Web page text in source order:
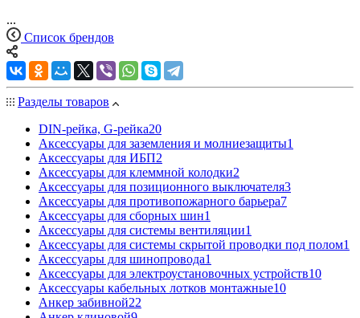
...
Список брендов
Разделы товаров
DIN-рейка, G-рейка20
Аксессуары для заземления и молниезащиты1
Аксессуары для ИБП2
Аксессуары для клеммной колодки2
Аксессуары для позиционного выключателя3
Аксессуары для противопожарного барьера7
Аксессуары для сборных шин1
Аксессуары для системы вентиляции1
Аксессуары для системы скрытой проводки под полом1
Аксессуары для шинопровода1
Аксессуары для электроустановочных устройств10
Аксессуары кабельных лотков монтажные10
Анкер забивной22